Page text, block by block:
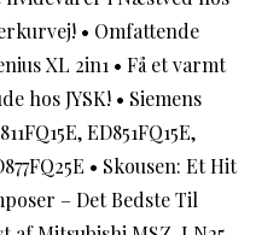
• Omfattende
XL 2in1 • Få et varmt
hos JYSK! • Siemens
ED851FQ15E,
• Skousen: Et Hit
– Det Bedste Til